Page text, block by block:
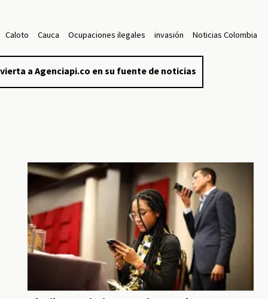
Caloto Cauca Ocupaciones ilegales invasión Noticias Colombia
a Agenciapi.co en su fuente de noticias